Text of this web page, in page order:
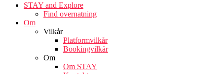
STAY and Explore
Find overnatning
Om
Vilkår
Platformvilkår
Bookingvilkår
Om
Om STAY